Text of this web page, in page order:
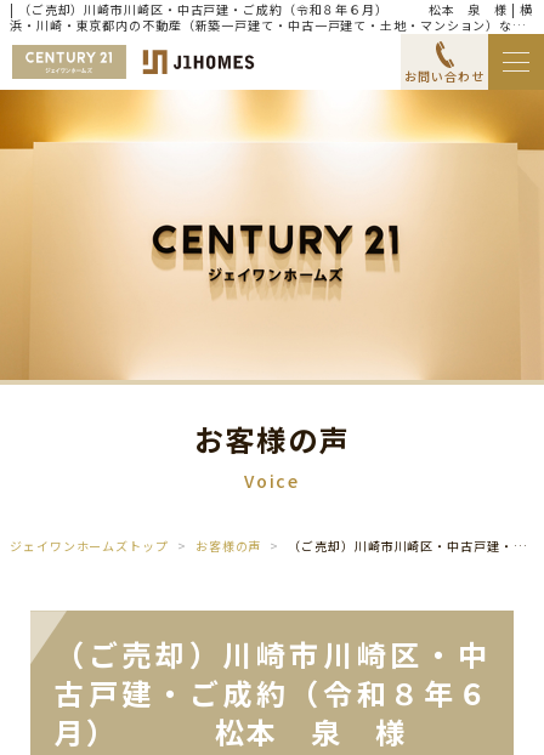
| （ご売却）川崎市川崎区・中古戸建・ご成約（令和８年６月） 松本 泉 様 | 横
浜・川崎・東京都内の不動産（新築一戸建て・中古一戸建て・土地・マンション）なら
センチュリー21ジェイワンホームズ
お問い合わせ
お客様の声
Voice
ジェイワンホームズトップ お客様の声 （ご売却）川崎市川崎区・中古戸建・ご成約（令和８年６月） 松本 泉 様
（ご売却）川崎市川崎区・中
古戸建・ご成約（令和８年６
月） 松本 泉 様